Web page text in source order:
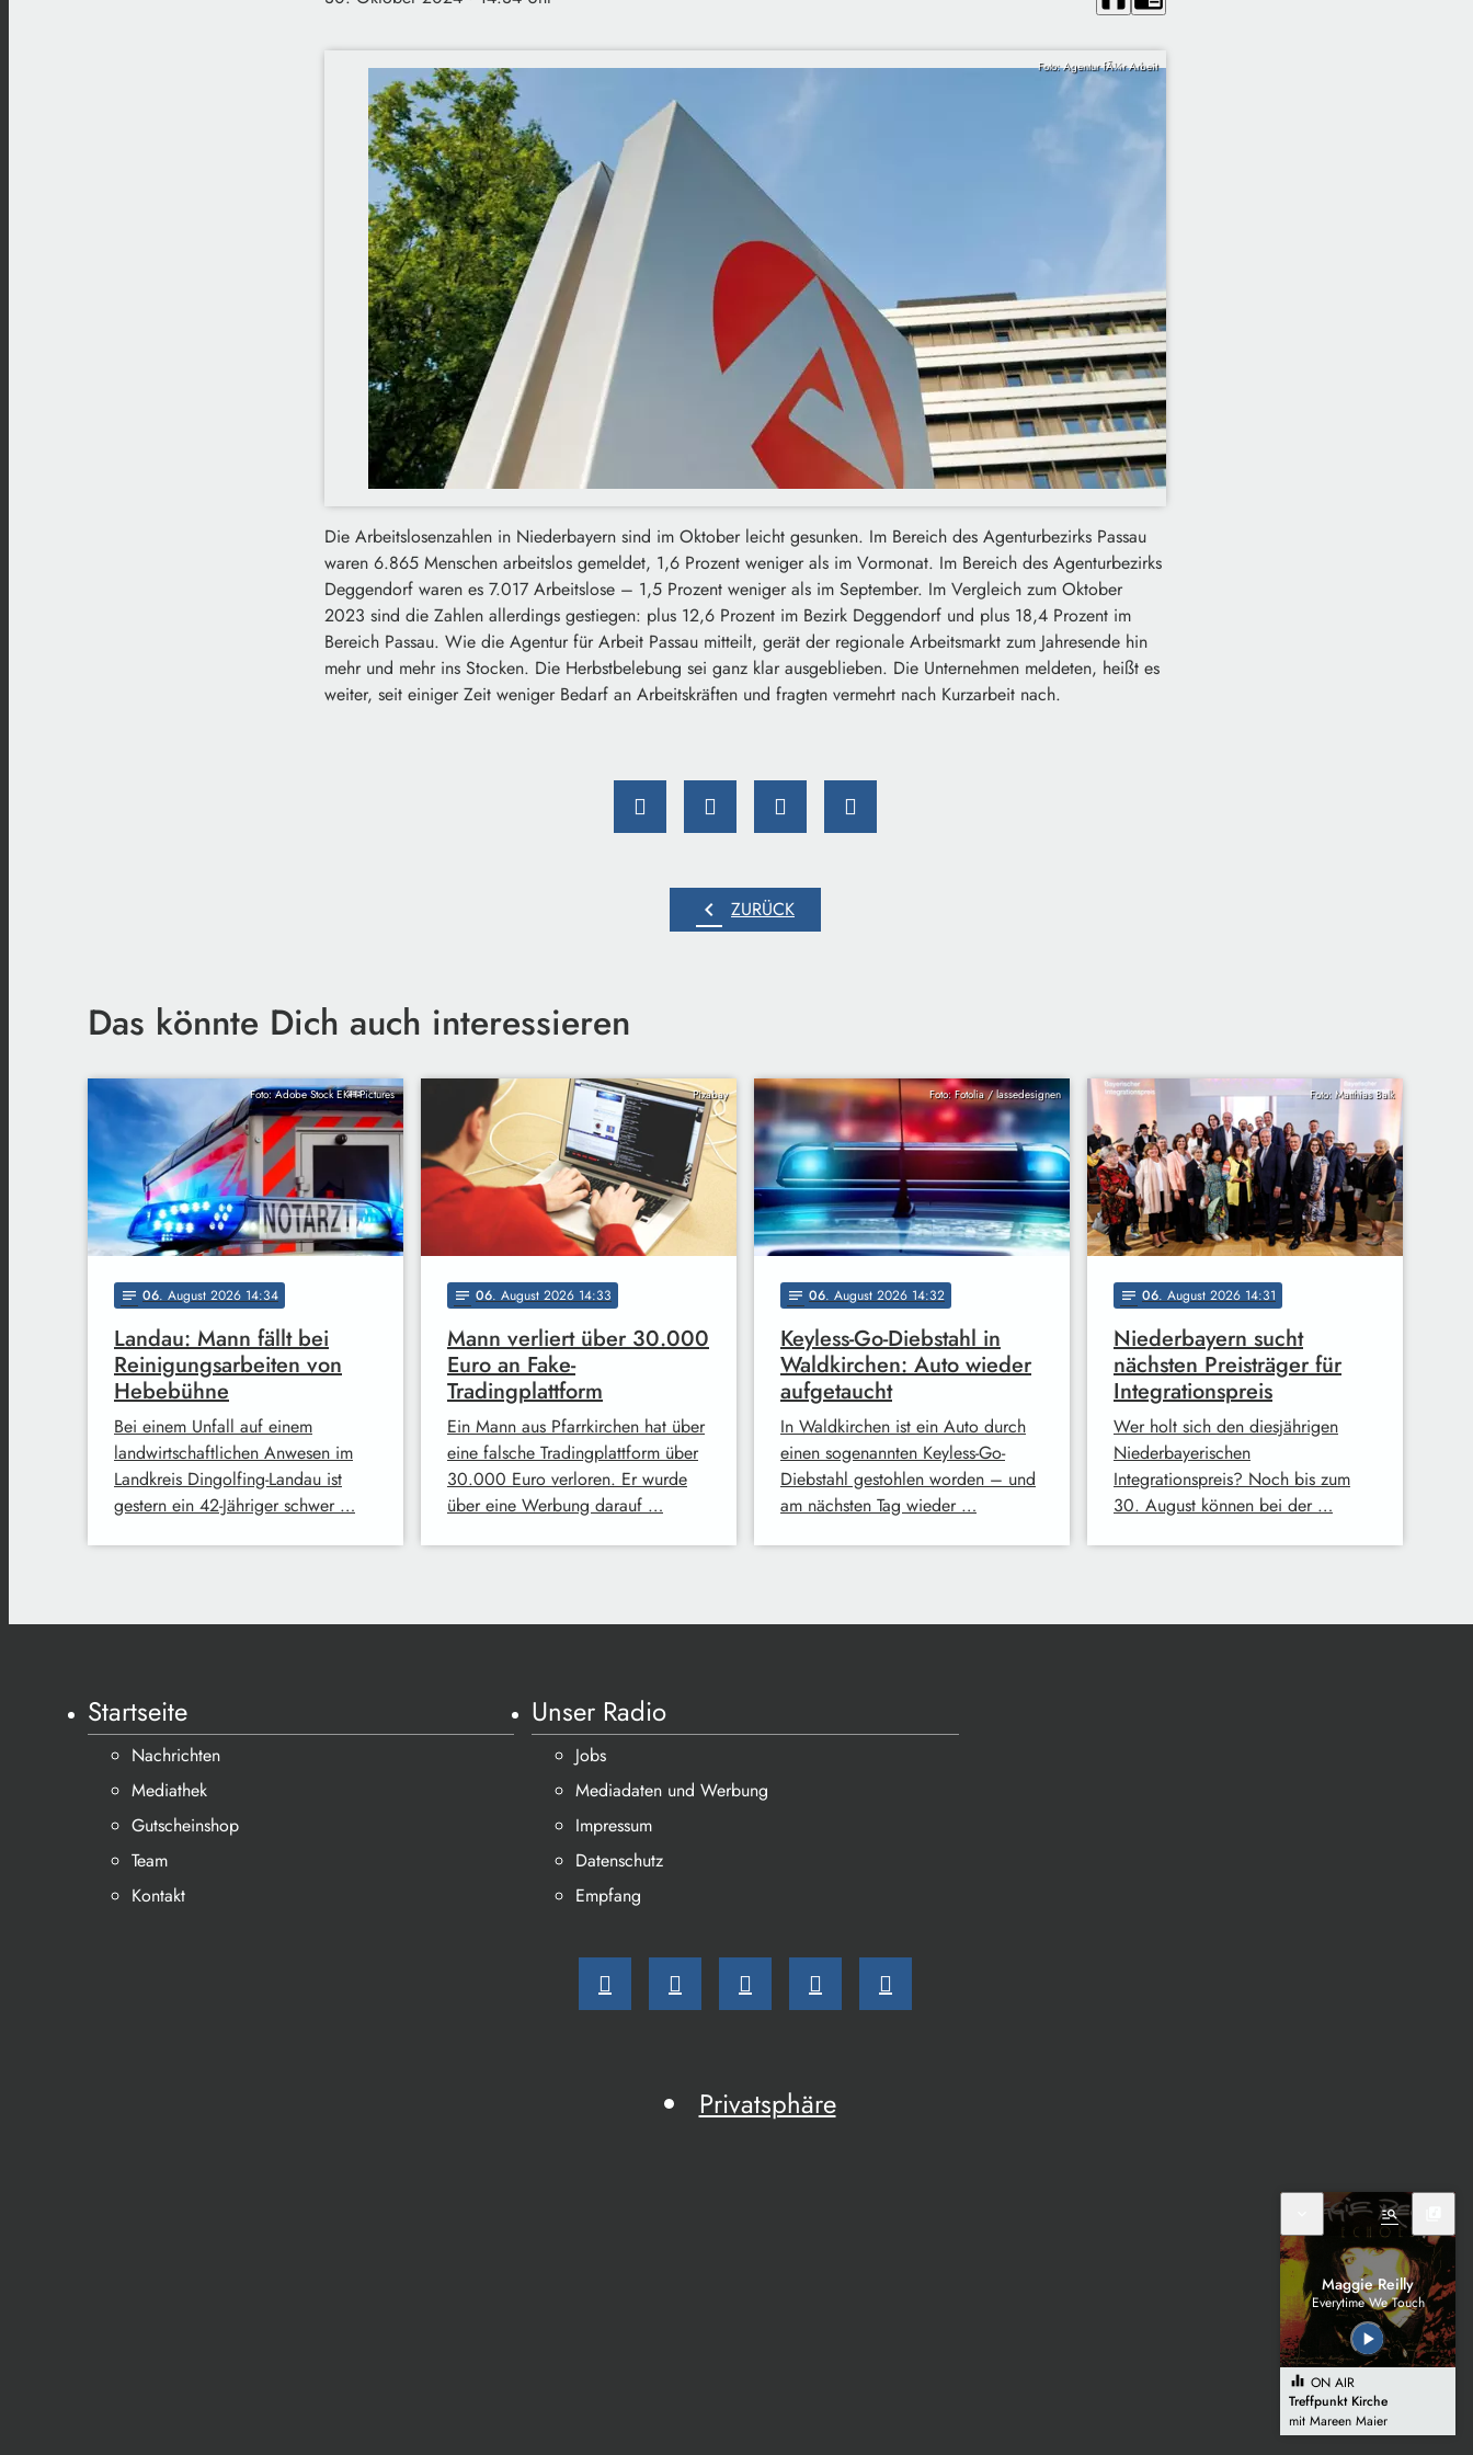
Foto: Agentur fÃ¼r Arbeit
Die Arbeitslosenzahlen in Niederbayern sind im Oktober leicht gesunken. Im Bereich des Agenturbezirks Passau
waren 6.865 Menschen arbeitslos gemeldet, 1,6 Prozent weniger als im Vormonat. Im Bereich des Agenturbezirks
Deggendorf waren es 7.017 Arbeitslose – 1,5 Prozent weniger als im September. Im Vergleich zum Oktober
2023 sind die Zahlen allerdings gestiegen: plus 12,6 Prozent im Bezirk Deggendorf und plus 18,4 Prozent im
Bereich Passau. Wie die Agentur für Arbeit Passau mitteilt, gerät der regionale Arbeitsmarkt zum Jahresende hin
mehr und mehr ins Stocken. Die Herbstbelebung sei ganz klar ausgeblieben. Die Unternehmen meldeten, heißt es
weiter, seit einiger Zeit weniger Bedarf an Arbeitskräften und fragten vermehrt nach Kurzarbeit nach.
chevron_left ZURÜCK
Das könnte Dich auch interessieren
Foto: Adobe Stock EKH-Pictures
notes 06. August 2026 14:34
Landau: Mann fällt bei
Reinigungsarbeiten von
Hebebühne
Bei einem Unfall auf einem
landwirtschaftlichen Anwesen im
Landkreis Dingolfing-Landau ist
gestern ein 42-Jähriger schwer …
Pixabay
notes 06. August 2026 14:33
Mann verliert über 30.000
Euro an Fake-
Tradingplattform
Ein Mann aus Pfarrkirchen hat über
eine falsche Tradingplattform über
30.000 Euro verloren. Er wurde
über eine Werbung darauf …
Foto: Fotolia / lassedesignen
notes 06. August 2026 14:32
Keyless-Go-Diebstahl in
Waldkirchen: Auto wieder
aufgetaucht
In Waldkirchen ist ein Auto durch
einen sogenannten Keyless-Go-
Diebstahl gestohlen worden – und
am nächsten Tag wieder …
Foto: Matthias Balk
notes 06. August 2026 14:31
Niederbayern sucht
nächsten Preisträger für
Integrationspreis
Wer holt sich den diesjährigen
Niederbayerischen
Integrationspreis? Noch bis zum
30. August können bei der …
Startseite
Nachrichten
Mediathek
Gutscheinshop
Team
Kontakt
Unser Radio
Jobs
Mediadaten und Werbung
Impressum
Datenschutz
Empfang
Privatsphäre
manage_search
Maggie Reilly
Everytime We Touch
play_arrow
equalizer ON AIR
Treffpunkt Kirche
mit Mareen Maier